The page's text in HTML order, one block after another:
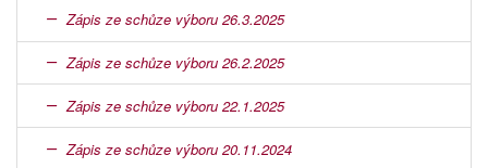
Zápis ze schůze výboru 26.3.2025
Zápis ze schůze výboru 26.2.2025
Zápis ze schůze výboru 22.1.2025
Zápis ze schůze výboru 20.11.2024